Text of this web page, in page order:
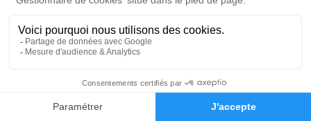
Faire-part Hommages
Visites à la Chambre Funéraire l'Oppidum de
Bessan.
Cet avis tient lieu de faire-part et de remerciements.
Un service de plantation d’arbre hommage est